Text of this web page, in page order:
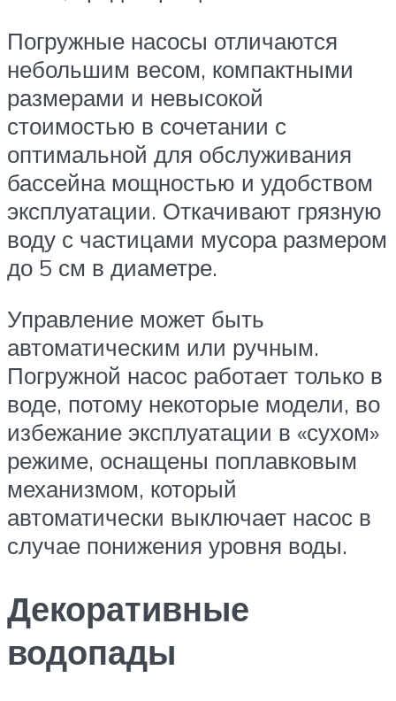
Погружные насосы отличаются
небольшим весом, компактными
размерами и невысокой
стоимостью в сочетании с
оптимальной для обслуживания
бассейна мощностью и удобством
эксплуатации. Откачивают грязную
воду с частицами мусора размером
до 5 см в диаметре.
Управление может быть
автоматическим или ручным.
Погружной насос работает только в
воде, потому некоторые модели, во
избежание эксплуатации в «сухом»
режиме, оснащены поплавковым
механизмом, который
автоматически выключает насос в
случае понижения уровня воды.
Декоративные
водопады